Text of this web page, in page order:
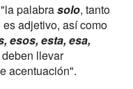
palabrasolo, tanto
adjetivo, así como
esos, esta, esa,
llevar
acentuación".